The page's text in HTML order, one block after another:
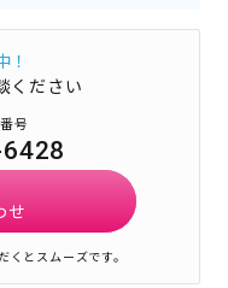
ください
号
せ
とスムーズです。